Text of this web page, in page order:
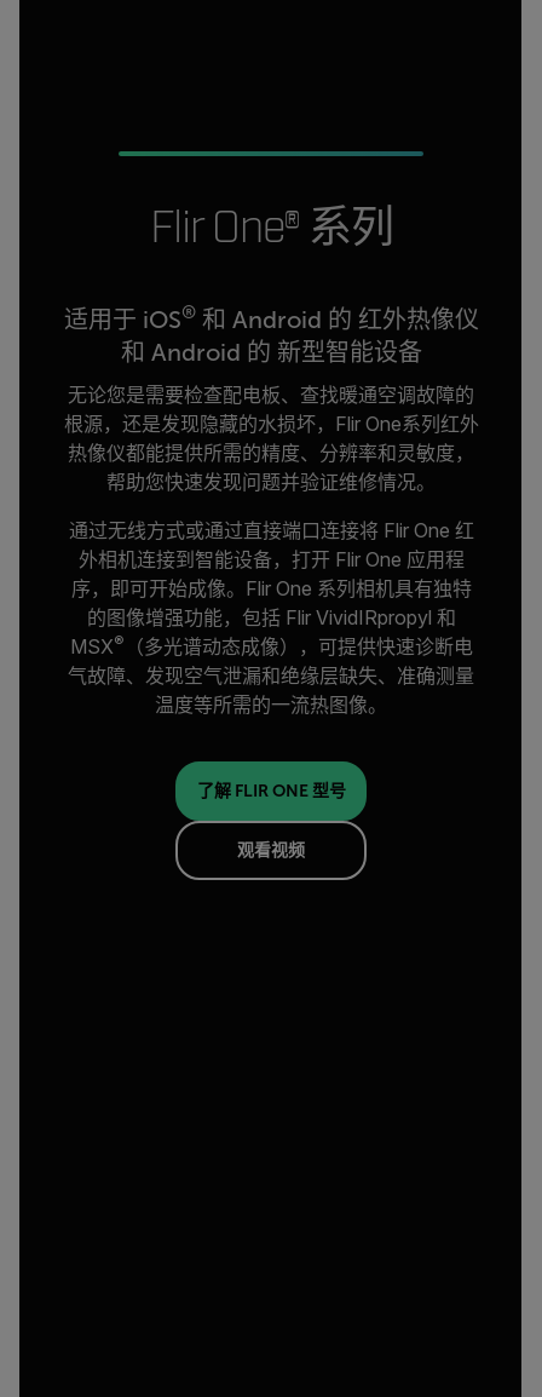
Flir One® 系列
适用于 iOS®和 Android 的 红外热像仪
和 Android 的 新型智能设备
无论您是需要检查配电板、查找暖通空调故障的
根源，还是发现隐藏的水损坏，Flir One系列红外
热像仪都能提供所需的精度、分辨率和灵敏度，
帮助您快速发现问题并验证维修情况。
通过无线方式或通过直接端口连接将 Flir One 红
外相机连接到智能设备，打开 Flir One 应用程
序，即可开始成像。Flir One 系列相机具有独特
的图像增强功能，包括 Flir VividIRpropyl 和
MSX®
（多光谱动态成像），可提供快速诊断电
气故障、发现空气泄漏和绝缘层缺失、准确测量
温度等所需的一流热图像。
了解 FLIR ONE 型号
观看视频